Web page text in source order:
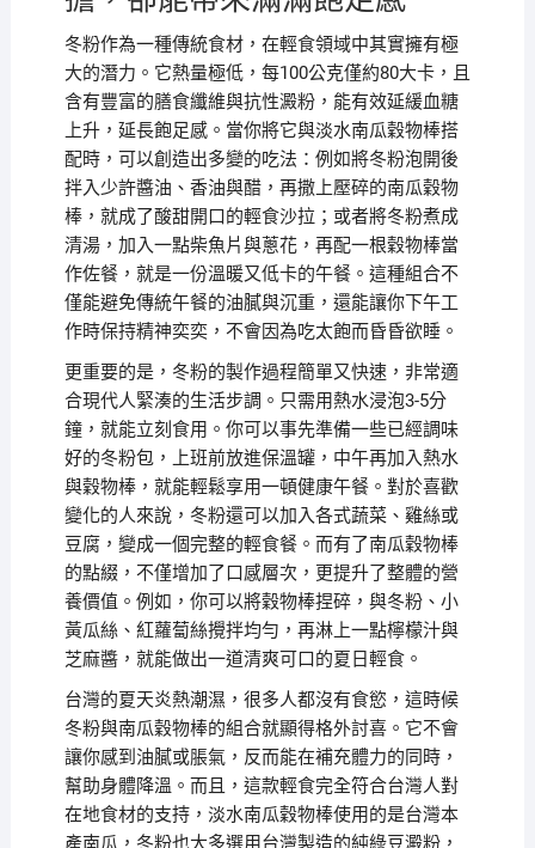
冬粉作為一種傳統食材，在輕食領域中其實擁有極
大的潛力。它熱量極低，每100公克僅約80大卡，且
含有豐富的膳食纖維與抗性澱粉，能有效延緩血糖
上升，延長飽足感。當你將它與淡水南瓜穀物棒搭
配時，可以創造出多變的吃法：例如將冬粉泡開後
拌入少許醬油、香油與醋，再撒上壓碎的南瓜穀物
棒，就成了酸甜開口的輕食沙拉；或者將冬粉煮成
清湯，加入一點柴魚片與蔥花，再配一根穀物棒當
作佐餐，就是一份溫暖又低卡的午餐。這種組合不
僅能避免傳統午餐的油膩與沉重，還能讓你下午工
作時保持精神奕奕，不會因為吃太飽而昏昏欲睡。
更重要的是，冬粉的製作過程簡單又快速，非常適
合現代人緊湊的生活步調。只需用熱水浸泡3-5分
鐘，就能立刻食用。你可以事先準備一些已經調味
好的冬粉包，上班前放進保溫罐，中午再加入熱水
與穀物棒，就能輕鬆享用一頓健康午餐。對於喜歡
變化的人來說，冬粉還可以加入各式蔬菜、雞絲或
豆腐，變成一個完整的輕食餐。而有了南瓜穀物棒
的點綴，不僅增加了口感層次，更提升了整體的營
養價值。例如，你可以將穀物棒捏碎，與冬粉、小
黃瓜絲、紅蘿蔔絲攪拌均勻，再淋上一點檸檬汁與
芝麻醬，就能做出一道清爽可口的夏日輕食。
台灣的夏天炎熱潮濕，很多人都沒有食慾，這時候
冬粉與南瓜穀物棒的組合就顯得格外討喜。它不會
讓你感到油膩或脹氣，反而能在補充體力的同時，
幫助身體降溫。而且，這款輕食完全符合台灣人對
在地食材的支持，淡水南瓜穀物棒使用的是台灣本
產南瓜，冬粉也大多選用台灣製造的純綠豆澱粉，